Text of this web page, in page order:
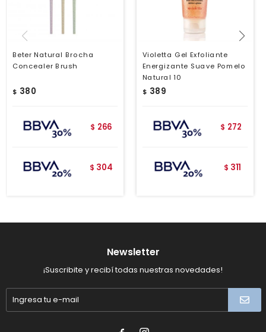
Beter Natural Brocha
Concealer Brush
$ 380
$ 266
$ 304
Violetta Gel Exfoliante
Energizante Suave Pomelo
Natural 10
$ 389
$ 272
$ 311
Newsletter
¡Suscribite y recibí todas nuestras novedades!